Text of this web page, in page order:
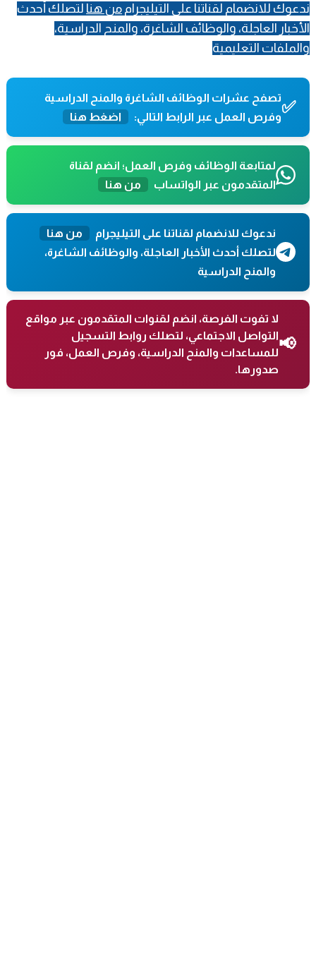
ندعوك للانضمام لقناتنا على التيليجرام من هنا لتصلك أحدث
الأخبار العاجلة، والوظائف الشاغرة، والمنح الدراسية،
والملفات التعليمية
✅تصفح عشرات الوظائف الشاغرة والمنح الدراسية
وفرص العمل عبر الرابط التالي:
اضغط هنا
لمتابعة الوظائف وفرص العمل؛ انضم لقناة
المتقدمون عبر الواتساب
من هنا
ندعوك للانضمام لقناتنا على التيليجرام
من هنا
لتصلك أحدث الأخبار العاجلة، والوظائف الشاغرة،
والمنح الدراسية
📢
لا تفوت الفرصة، انضم لقنوات المتقدمون عبر مواقع
التواصل الاجتماعي، لتصلك روابط التسجيل
للمساعدات والمنح الدراسية، وفرص العمل، فور
صدورها.